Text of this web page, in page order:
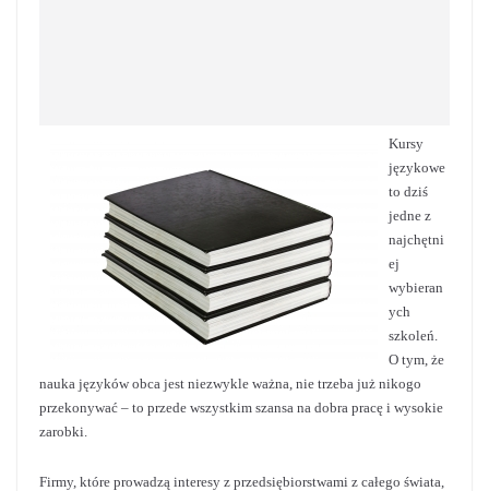
Kursy
językowe
to dziś
jedne z
najchętni
ej
wybieran
ych
szkoleń.
O tym, że
nauka języków obca jest niezwykle ważna, nie trzeba już nikogo
przekonywać – to przede wszystkim szansa na dobra pracę i wysokie
zarobki.
Firmy, które prowadzą interesy z przedsiębiorstwami z całego świata,